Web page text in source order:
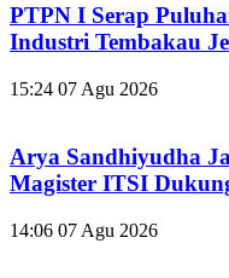
PTPN I Serap
Industri Tembakau
15:24 07 Agu 2026
Arya Sandhiyudha
Magister ITSI
14:06 07 Agu 2026